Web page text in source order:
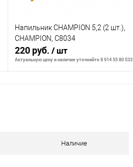
Напильник CHAMPION 5,2 (2 шт.),
CHAMPION, C8034
220 руб. / шт
Актуальную цену и наличие уточняйте 8 914 55 80 533
В избранноеНаличие